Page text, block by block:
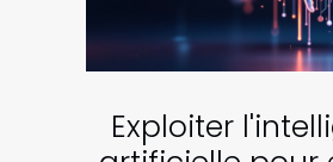
Exploiter